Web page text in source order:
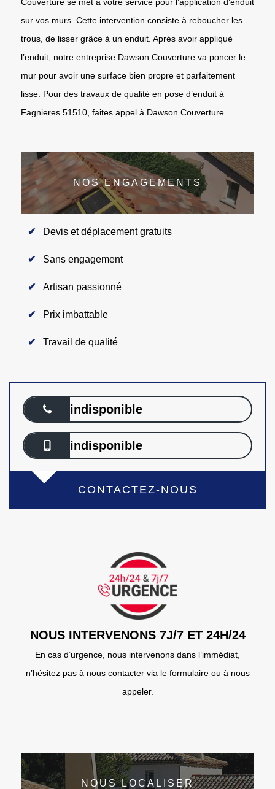
sur vos murs. Cette intervention consiste à reboucher les
trous, de lisser grâce à un enduit. Après avoir appliqué
l’enduit, notre entreprise Dawson Couverture va poncer le
mur pour avoir une surface bien propre et parfaitement
lisse. Pour des travaux de qualité en pose d’enduit à
Fagnieres 51510, faites appel à Dawson Couverture.
NOS ENGAGEMENTS
Devis et déplacement gratuits
Sans engagement
Artisan passionné
Prix imbattable
Travail de qualité
indisponible
indisponible
CONTACTEZ-NOUS
NOUS INTERVENONS 7J/7 ET 24H/24
En cas d’urgence, nous intervenons dans l’immédiat,
n’hésitez pas à nous contacter via le formulaire ou à nous
appeler.
NOUS LOCALISER